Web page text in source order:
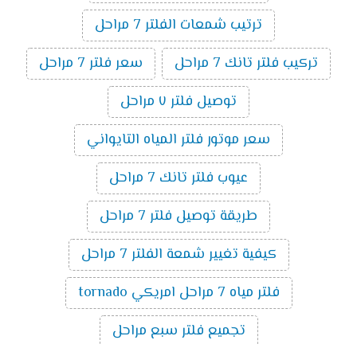
ترتيب شمعات الفلتر 7 مراحل
تركيب فلتر تانك 7 مراحل
سعر فلتر 7 مراحل
توصيل فلتر ٧ مراحل
سعر موتور فلتر المياه التايواني
عيوب فلتر تانك 7 مراحل
طريقة توصيل فلتر 7 مراحل
كيفية تغيير شمعة الفلتر 7 مراحل
فلتر مياه 7 مراحل امريكي tornado
تجميع فلتر سبع مراحل